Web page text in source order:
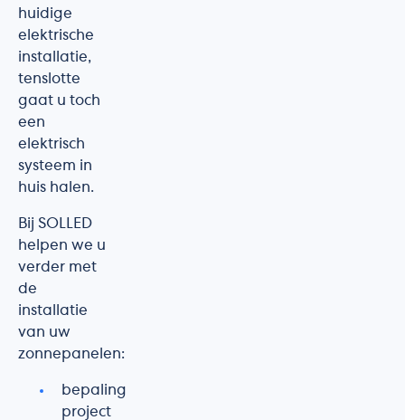
huidige
elektrische
installatie,
tenslotte
gaat u toch
een
elektrisch
systeem in
huis halen.
Bij SOLLED
helpen we u
verder met
de
installatie
van uw
zonnepanelen:
bepaling
project